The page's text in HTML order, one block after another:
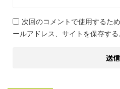
次回のコメントで使用するた
ールアドレス、サイトを保存する